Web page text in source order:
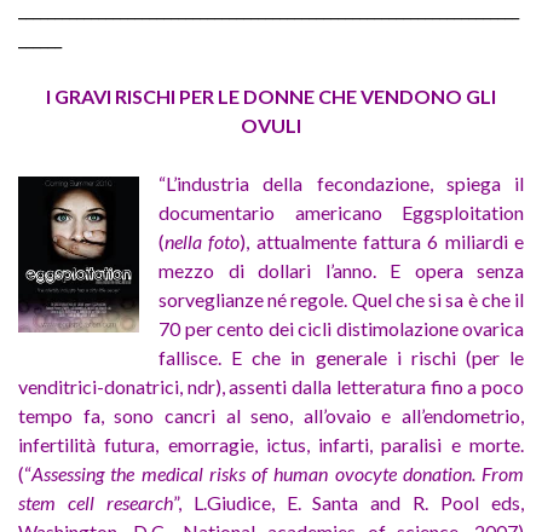
I GRAVI RISCHI PER LE DONNE CHE VENDONO GLI
OVULI
“L’industria della fecondazione, spiega il
documentario americano Eggsploitation
(nella foto), attualmente fattura 6 miliardi e
mezzo di dollari l’anno. E opera senza
sorveglianze né regole. Quel che si sa è che il
70 per cento dei cicli distimolazione ovarica
fallisce. E che in generale i rischi (per le
venditrici-donatrici, ndr), assenti dalla letteratura fino a poco
tempo fa, sono cancri al seno, all’ovaio e all’endometrio,
infertilità futura, emorragie, ictus, infarti, paralisi e morte.
(“Assessing the medical risks of human ovocyte donation. From
stem cell research”, L.Giudice, E. Santa and R. Pool eds,